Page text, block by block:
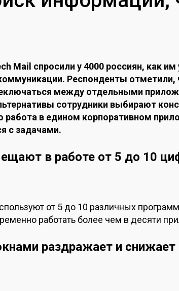
Mail спросили у 4000 россиян, как
Респонденты отметили,
между отдельными
сотрудники выбирают
работа в едином корпоративном
с задачами.
в работе от 5 до 10
от 5 до 10 различных
работать более чем в десяти
раздражает и снижает